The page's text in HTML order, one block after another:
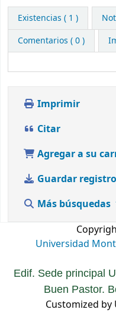
Existencias ( 1 )
Comentarios ( 0 )
Imprimir
Citar
Agregar a su
Guardar registro
Más búsquedas
Universidad
Edif. Sede principal
Buen Pastor.
Customized